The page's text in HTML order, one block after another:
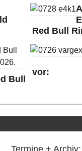
Red Bull
Bull
vor:
Termine + Archiv: